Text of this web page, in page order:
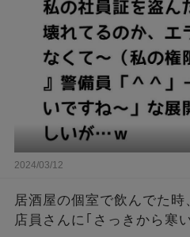
ね～」な展開を狙ってた
2024/03/12
居酒屋の個室で飲んでた
店員さんに｢さっきから寒